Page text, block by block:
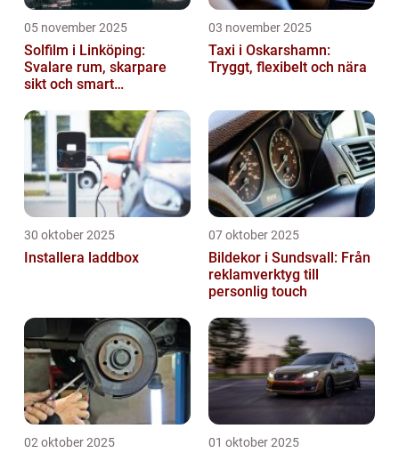
05 november 2025
Solfilm i Linköping:
Svalare rum, skarpare
sikt och smart
03 november 2025
Taxi i Oskarshamn:
Tryggt, flexibelt och nära
30 oktober 2025
Installera laddbox
07 oktober 2025
Bildekor i Sundsvall: Från
reklamverktyg till
personlig touch
02 oktober 2025 01 oktober 2025